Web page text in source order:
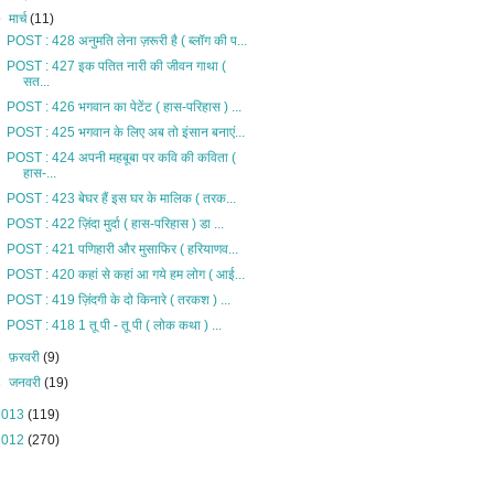
मार्च(11)
POST : 428 अनुमति लेना ज़रूरी है ( ब्लॉग की प...
POST : 427 इक पतित नारी की जीवन गाथा (
सत...
POST : 426 भगवान का पेटेंट ( हास-परिहास ) ...
POST : 425 भगवान के लिए अब तो इंसान बनाएं...
POST : 424 अपनी महबूबा पर कवि की कविता (
हास-...
POST : 423 बेघर हैं इस घर के मालिक ( तरक...
POST : 422 ज़िंदा मुर्दा ( हास-परिहास ) डा ...
POST : 421 पणिहारी और मुसाफिर ( हरियाणव...
POST : 420 कहां से कहां आ गये हम लोग ( आई...
POST : 419 ज़िंदगी के दो किनारे ( तरकश ) ...
POST : 418 1 तू पी - तू पी ( लोक कथा ) ...
फ़रवरी(9)
जनवरी(19)
(119)
(270)